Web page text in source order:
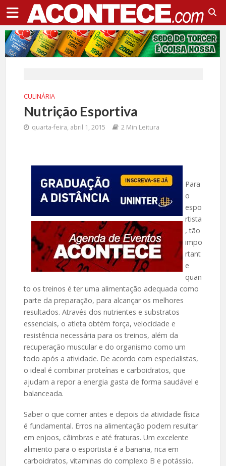
CULINÁRIA
Nutrição Esportiva
quarta-feira, abril 1, 2015 2 Min Leitura
Para
o
espo
rtista
, tão
impo
rtant
e
quan
to os treinos é ter uma alimentação adequada como
parte da preparação, para alcançar os melhores
resultados. Através dos nutrientes e substratos
essenciais, o atleta obtém força, velocidade e
resistência necessária para os treinos, além da
recuperação muscular e do organismo como um
todo após a atividade. De acordo com especialistas,
o ideal é combinar proteínas e carboidratos, que
ajudam a repor a energia gasta de forma saudável e
balanceada.
Saber o que comer antes e depois da atividade física
é fundamental. Erros na alimentação podem resultar
em enjoos, câimbras e até fraturas. Um excelente
alimento para o esportista é a banana, rica em
carboidratos, vitaminas do complexo B e potássio.